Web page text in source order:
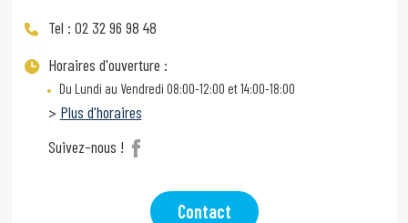
Tel : 02 32 96 98 48
Horaires d'ouverture :
Du Lundi au Vendredi 08:00-12:00 et 14:00-18:00
> Plus d'horaires
Suivez-nous !
Contact